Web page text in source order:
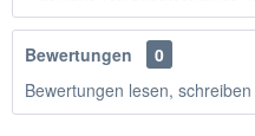
Bewertungen
0
Bewertungen lesen,